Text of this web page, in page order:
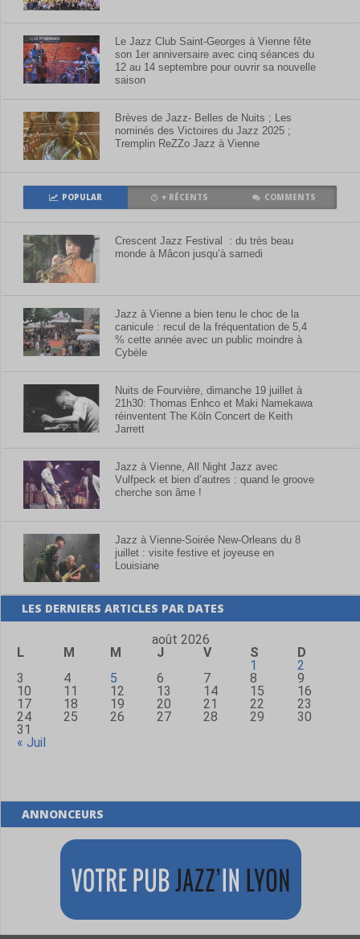
Le Jazz Club Saint-Georges à Vienne fête
son 1er anniversaire avec cinq séances du
12 au 14 septembre pour ouvrir sa nouvelle
saison
Brèves de Jazz- Belles de Nuits ; Les
nominés des Victoires du Jazz 2025 ;
Tremplin ReZZo Jazz à Vienne
POPULAR + RÉCENTS COMMENTS
Crescent Jazz Festival : du très beau
monde à Mâcon jusqu’à samedi
Jazz à Vienne a bien tenu le choc de la
canicule : recul de la fréquentation de 5,4
% cette année avec un public moindre à
Cybèle
Nuits de Fourvière, dimanche 19 juillet à
21h30: Thomas Enhco et Maki Namekawa
réinventent The Köln Concert de Keith
Jarrett
Jazz à Vienne, All Night Jazz avec
Vulfpeck et bien d’autres : quand le groove
cherche son âme !
Jazz à Vienne-Soirée New-Orleans du 8
juillet : visite festive et joyeuse en
Louisiane
LES DERNIERS ARTICLES PAR DATES
août 2026
L
M M J V S
D
1
2
3
4 5 6 7 8
9
10
11 12 13 14 15
16
17
18 19 20 21 22
23
24
25 26 27 28 29
30
31
« Juil
ANNONCEURS